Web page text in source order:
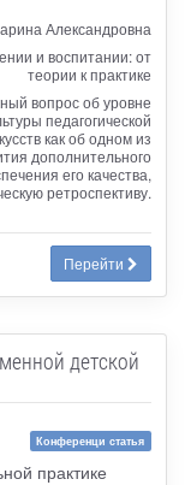
Александровна
и воспитании: от
теории к практике
вопрос об уровне
педагогической
как об одном из
дополнительного
его качества,
ретроспективу.
Перейти
детской
Конференци статья
практике